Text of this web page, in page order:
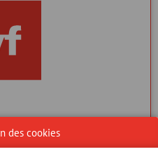
VF CLUBS
des cookies